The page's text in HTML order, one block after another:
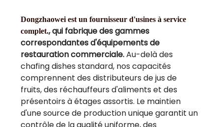
Dongzhaowei est un fournisseur d'usines à service
complet., qui fabrique des gammes
correspondantes d'équipements de
restauration commerciale.Au-delà des
chafing dishes standard, nos capacités
comprennent des distributeurs de jus de
fruits, des réchauffeurs d'aliments et des
présentoirs à étages assortis. Le maintien
d'une source de production unique garantit un
contrôle de la qualité uniforme, des